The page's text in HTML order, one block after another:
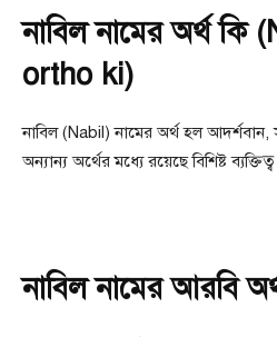
নাবিল নামের অর্থ
ortho ki)
নাবিল (Nabil) নামের অর্থ হল আদর্শবান,
অন্যান্য অর্থের মধ্যে রয়েছে বিশিষ্ট
নাবিল নামের আরবি